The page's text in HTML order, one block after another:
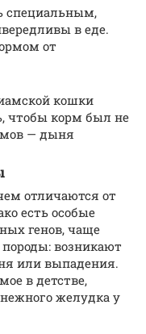
специальным,
в еде.
от
кошки
чтобы корм был не
— дыня
отличаются от
есть особые
генов, чаще
породы: возникают
или выпадения.
в детстве,
желудка у